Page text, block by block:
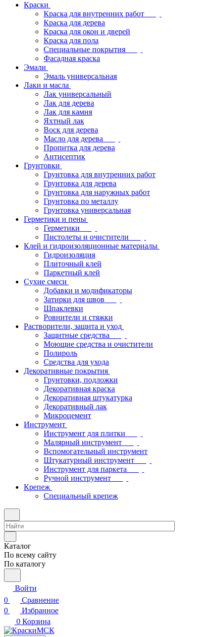
Краски
Краска для внутренних работ
Краска для дерева
Краска для окон и дверей
Краска для пола
Специальные покрытия
Фасадная краска
Эмали
Эмаль универсальная
Лаки и масла
Лак универсальный
Лак для дерева
Лак для камня
Яхтный лак
Воск для дерева
Масло для дерева
Пропитка для дерева
Антисептик
Грунтовки
Грунтовка для внутренних работ
Грунтовка для дерева
Грунтовка для наружных работ
Грунтовка по металлу
Грунтовка универсальная
Герметики и пены
Герметики
Пистолеты и очистители
Клей и гидроизоляционные материалы
Гидроизоляция
Плиточный клей
Паркетный клей
Сухие смеси
Добавки и модификаторы
Затирки для швов
Шпаклевки
Ровнители и стяжки
Растворители, защита и уход
Защитные средства
Моющие средства и очистители
Полироль
Средства для ухода
Декоративные покрытия
Грунтовки, подложки
Декоративная краска
Декоративная штукатурка
Декоративный лак
Микроцемент
Инструмент
Инструмент для плитки
Малярный инструмент
Вспомогательный инструмент
Штукатурный инструмент
Инструмент для паркета
Ручной инструмент
Крепеж
Специальный крепеж
Каталог
По всему сайту
По каталогу
Войти
0
Сравнение
0
Избранное
0 Корзина